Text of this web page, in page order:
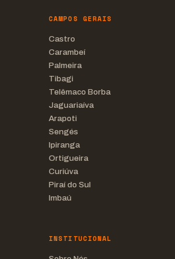
CAMPOS GERAIS
Castro
Carambeí
Palmeira
Tibagi
Telêmaco Borba
Jaguariaíva
Arapoti
Sengés
Ipiranga
Ortigueira
Curiúva
Piraí do Sul
Imbaú
INSTITUCIONAL